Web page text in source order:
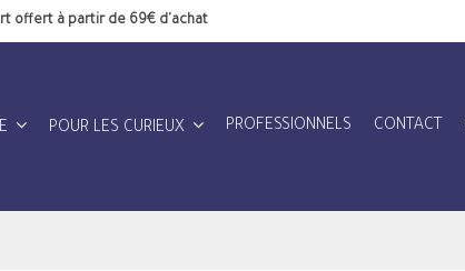
offert à partir de 69€ d'achat
POUR LES CURIEUX PROFESSIONNELS CONTACT